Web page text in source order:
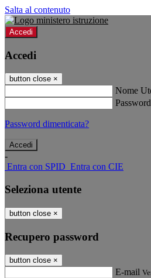
Salta al contenuto
Accedi
Accedi
button close ×
Nome
Password
Password dimenticata?
-
Entra con SPID Entra con CIE
Seleziona utente
button close ×
Recupero password
button close ×
E-mail